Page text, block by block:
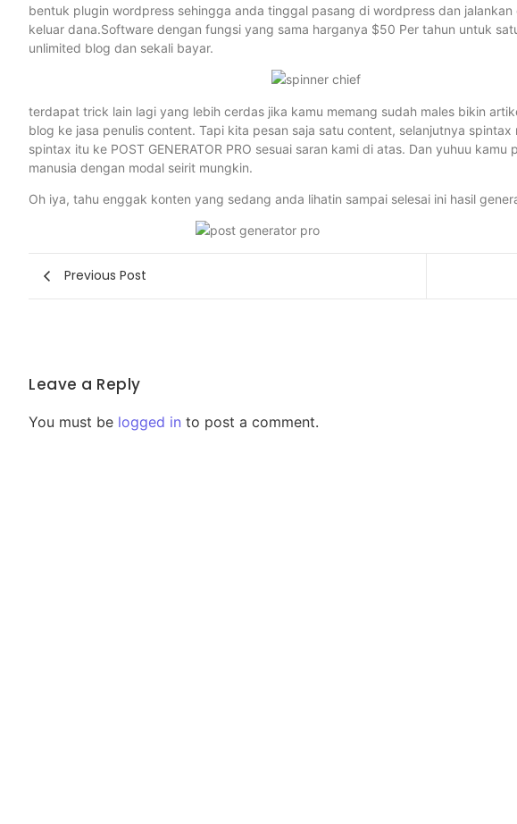
bentuk plugin wordpress sehingga anda tinggal pasang di wordpress dan
keluar dana.Software dengan fungsi yang sama harganya $50 Per tahun untuk
unlimited blog dan sekali bayar.
terdapat trick lain lagi yang lebih cerdas jika kamu memang sudah males bikin
blog ke jasa penulis content. Tapi kita pesan saja satu content, selanjutnya
spintax itu ke POST GENERATOR PRO sesuai saran kami di atas. Dan yuhuu
manusia dengan modal seirit mungkin.
Oh iya, tahu enggak konten yang sedang anda lihatin sampai selesai ini hasil
Previous Post
Leave a Reply
You must be logged in to post a comment.